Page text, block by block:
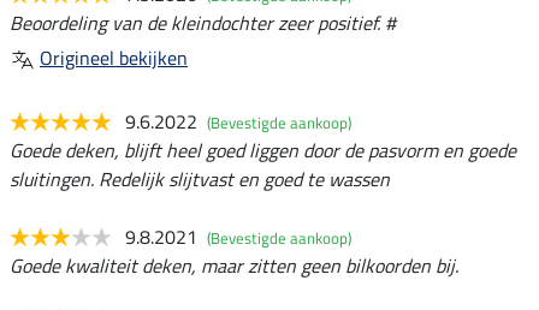
Beoordeling van de kleindochter zeer positief. #
Origineel bekijken
9.6.2022 (Bevestigde aankoop)
Goede deken, blijft heel goed liggen door de pasvorm en goede
sluitingen. Redelijk slijtvast en goed te wassen
9.8.2021 (Bevestigde aankoop)
Goede kwaliteit deken, maar zitten geen bilkoorden bij.